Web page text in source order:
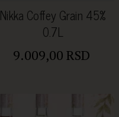
Nikka Coffey Grain 45%
0.7L
9.009,00 RSD